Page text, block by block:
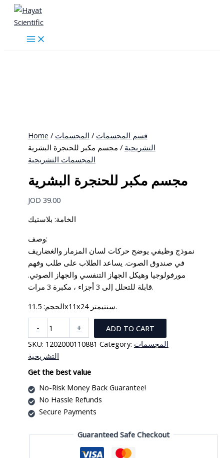
Skip
content
Home / قسم المجسمات / المجسمات
التشريحية / مجسم مكبر للحنجرة البشرية
المجسمات التشريحية
مجسم مكبر للحنجرة البشرية
JOD 39.00
الخامة: بلاستيك
وصف:
نموذج وظيفي يوضح حركات لسان المزمار والغضاريف
في صندوق الصوت. يساعد الطلاب على طلب وفهم
مورفولوجيا وهيكل الجهاز التنفسي والجهاز الصوتي.
قابلة للتحلل إلى 3 أجزاء ، مكبرة 3 مرات.
الحجم: 11.5x11x24 سنتيمتر.
-
مكبر
للحنجرة
البشرية
quantity
+
ADD TO CART
SKU: 1202000110881 Category: المجسمات
التشريحية
Get the best value
No-Risk Money Back Guarantee!
No Hassle Refunds
Secure Payments
Guaranteed Safe Checkout